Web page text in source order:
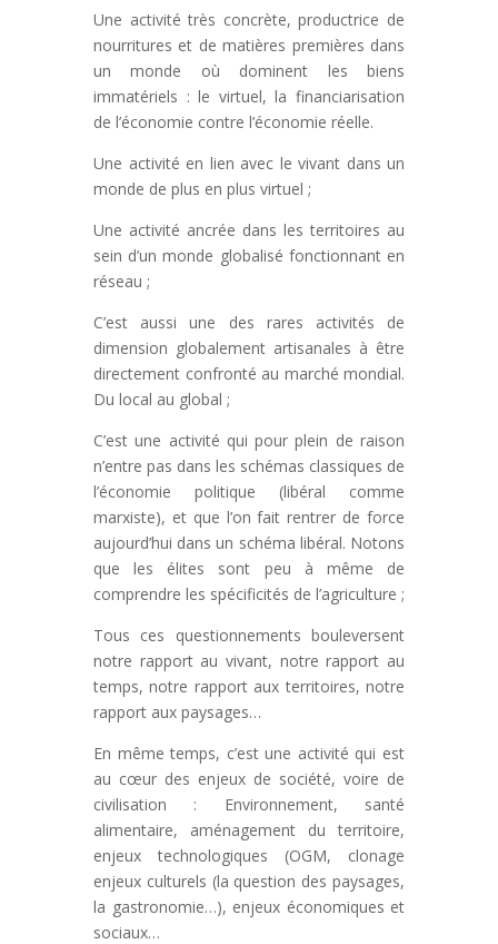
Une activité très concrète, productrice de
nourritures et de matières premières dans
un monde où dominent les biens
immatériels : le virtuel, la financiarisation
de l’économie contre l’économie réelle.
Une activité en lien avec le vivant dans un
monde de plus en plus virtuel ;
Une activité ancrée dans les territoires au
sein d’un monde globalisé fonctionnant en
réseau ;
C’est aussi une des rares activités de
dimension globalement artisanales à être
directement confronté au marché mondial.
Du local au global ;
C’est une activité qui pour plein de raison
n’entre pas dans les schémas classiques de
l’économie politique (libéral comme
marxiste), et que l’on fait rentrer de force
aujourd’hui dans un schéma libéral. Notons
que les élites sont peu à même de
comprendre les spécificités de l’agriculture ;
Tous ces questionnements bouleversent
notre rapport au vivant, notre rapport au
temps, notre rapport aux territoires, notre
rapport aux paysages…
En même temps, c’est une activité qui est
au cœur des enjeux de société, voire de
civilisation : Environnement, santé
alimentaire, aménagement du territoire,
enjeux technologiques (OGM, clonage
enjeux culturels (la question des paysages,
la gastronomie…), enjeux économiques et
sociaux…